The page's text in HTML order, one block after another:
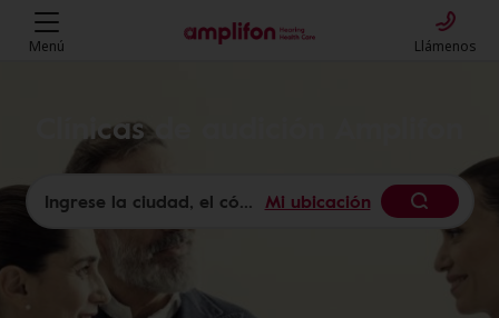
Menú Llámenos
Clínicas de audición Amplifon
Mi ubicación